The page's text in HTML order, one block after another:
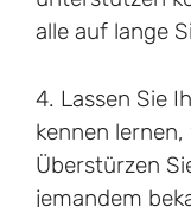
alle auf lange
4. Lassen Sie
kennen
Überstürzen
jemandem